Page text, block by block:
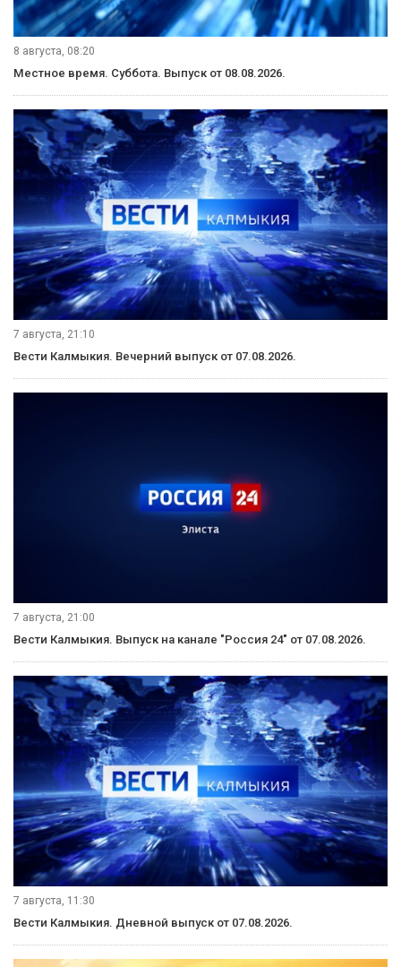
8 августа, 08:20
Местное время. Суббота. Выпуск от 08.08.2026.
7 августа, 21:10
Вести Калмыкия. Вечерний выпуск от 07.08.2026.
7 августа, 21:00
Вести Калмыкия. Выпуск на канале "Россия 24" от 07.08.2026.
7 августа, 11:30
Вести Калмыкия. Дневной выпуск от 07.08.2026.